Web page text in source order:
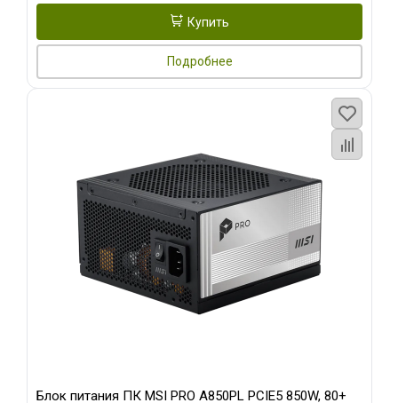
Купить
Подробнее
Блок питания ПК MSI PRO A850PL PCIE5 850W, 80+